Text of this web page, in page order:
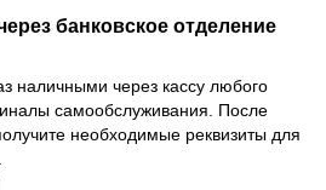
банковское отделение
наличными через кассу любого
самообслуживания. После
необходимые реквизиты для